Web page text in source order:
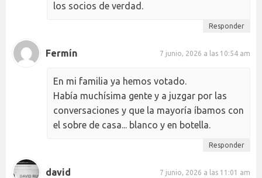
los socios de verdad.
Responder
Fermín 7 junio, 2026 a las 10:54 am
En mi familia ya hemos votado.
Había muchísima gente y a juzgar por las
conversaciones y que la mayoría íbamos con
el sobre de casa... blanco y en botella.
Responder
david 7 junio, 2026 a las 11:01 am